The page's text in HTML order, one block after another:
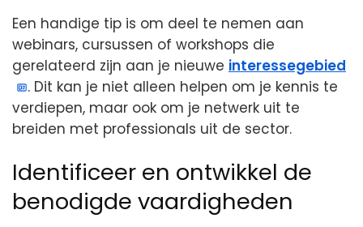
Een handige tip is om deel te nemen aan
webinars, cursussen of workshops die
gerelateerd zijn aan je nieuwe interessegebied
. Dit kan je niet alleen helpen om je kennis te
verdiepen, maar ook om je netwerk uit te
breiden met professionals uit de sector.
Identificeer en ontwikkel de
benodigde vaardigheden